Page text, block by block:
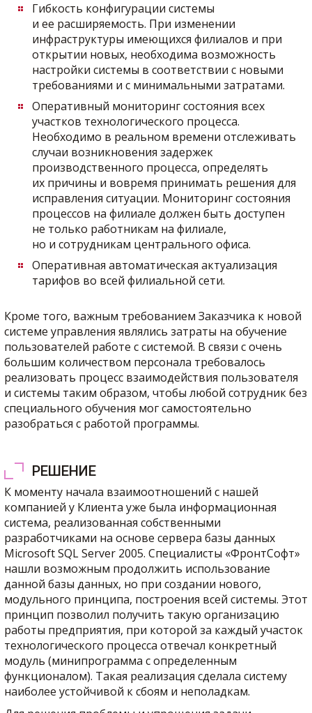
Гибкость конфигурации системы
и ее расширяемость. При изменении
инфраструктуры имеющихся филиалов и при
открытии новых, необходима возможность
настройки системы в соответствии с новыми
требованиями и с минимальными затратами.
Оперативный мониторинг состояния всех
участков технологического процесса.
Необходимо в реальном времени отслеживать
случаи возникновения задержек
производственного процесса, определять
их причины и вовремя принимать решения для
исправления ситуации. Мониторинг состояния
процессов на филиале должен быть доступен
не только работникам на филиале,
но и сотрудникам центрального офиса.
Оперативная автоматическая актуализация
тарифов во всей филиальной сети.
Кроме того, важным требованием Заказчика к новой
системе управления являлись затраты на обучение
пользователей работе с системой. В связи с очень
большим количеством персонала требовалось
реализовать процесс взаимодействия пользователя
и системы таким образом, чтобы любой сотрудник без
специального обучения мог самостоятельно
разобраться с работой программы.
РЕШЕНИЕ
К моменту начала взаимоотношений с нашей
компанией у Клиента уже была информационная
система, реализованная собственными
разработчиками на основе сервера базы данных
Microsoft SQL Server 2005. Специалисты «ФронтСофт»
нашли возможным продолжить использование
данной базы данных, но при создании нового,
модульного принципа, построения всей системы. Этот
принцип позволил получить такую организацию
работы предприятия, при которой за каждый участок
технологического процесса отвечал конкретный
модуль (минипрограмма с определенным
функционалом). Такая реализация сделала систему
наиболее устойчивой к сбоям и неполадкам.